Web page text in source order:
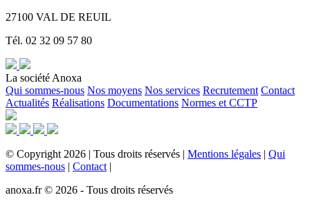
27100 VAL DE REUIL
Tél. 02 32 09 57 80
La société Anoxa
Qui sommes-nous Nos moyens Nos services Recrutement Contact
Actualités Réalisations Documentations Normes et CCTP
© Copyright 2026 | Tous droits réservés | Mentions légales | Qui
sommes-nous | Contact |
anoxa.fr © 2026 - Tous droits réservés